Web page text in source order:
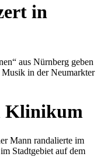
in
aus Nürnberg geben
in der Neumarkter
Klinikum
Mann randalierte im
Stadtgebiet auf dem